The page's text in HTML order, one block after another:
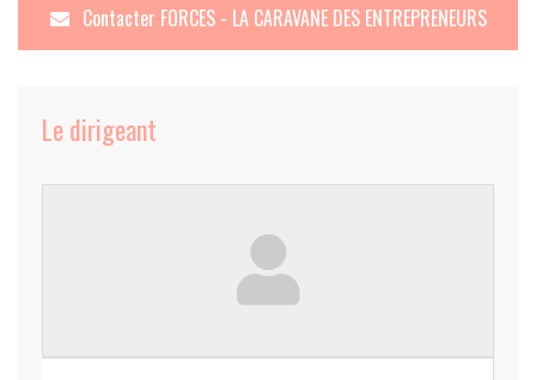
Contacter FORCES - LA CARAVANE DES ENTREPRENEURS
Le dirigeant